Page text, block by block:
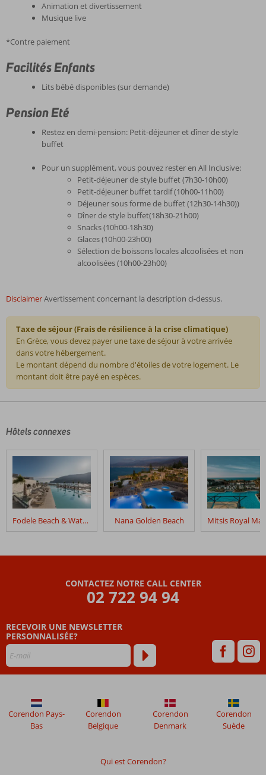
Animation et divertissement
Musique live
*Contre paiement
Facilités Enfants
Lits bébé disponibles (sur demande)
Pension Eté
Restez en demi-pension: Petit-déjeuner et dîner de style
buffet
Pour un supplément, vous pouvez rester en All Inclusive:
Petit-déjeuner de style buffet (7h30-10h00)
Petit-déjeuner buffet tardif (10h00-11h00)
Déjeuner sous forme de buffet (12h30-14h30))
Dîner de style buffet(18h30-21h00)
Snacks (10h00-18h30)
Glaces (10h00-23h00)
Sélection de boissons locales alcoolisées et non
alcoolisées (10h00-23h00)
DisclaimerAvertissement concernant la description ci-dessus.
Taxe de séjour (Frais de résilience à la crise climatique)
En Grèce, vous devez payer une taxe de séjour à votre arrivée
dans votre hébergement.
Le montant dépend du nombre d'étoiles de votre logement. Le
montant doit être payé en espèces.
écrits
nos
après
leur
séjour
King
avis
datant
de
mois
ne
sont
Hôtels connexes
Fodele Beach & Water Park Holiday Resort Nana Golden Beach
CONTACTEZ NOTRE CALL CENTER
02 722 94 94
RECEVOIR UNE NEWSLETTER
PERSONNALISÉE?
Qui est Corendon?
Corendon Pays-
Bas
Corendon
Belgique
Corendon
Denmark
Corendon
Suède